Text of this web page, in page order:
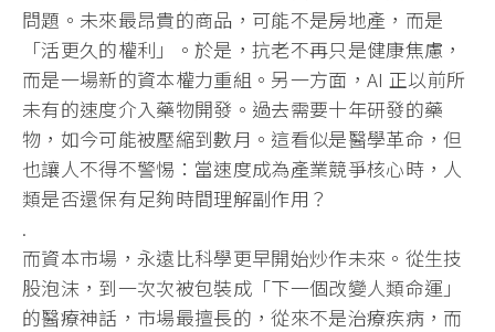
問題。未來最昂貴的商品，可能不是房地產，而是
「活更久的權利」。於是，抗老不再只是健康焦慮，
而是一場新的資本權力重組。另一方面，AI 正以前所
未有的速度介入藥物開發。過去需要十年研發的藥
物，如今可能被壓縮到數月。這看似是醫學革命，但
也讓人不得不警惕：當速度成為產業競爭核心時，人
類是否還保有足夠時間理解副作用？
.
而資本市場，永遠比科學更早開始炒作未來。從生技
股泡沫，到一次次被包裝成「下一個改變人類命運」
的醫療神話，市場最擅長的，從來不是治療疾病，而